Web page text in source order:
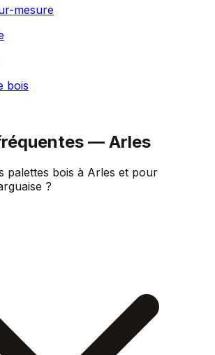
mesure
bois
— Arles
palettes bois à Arles et pour
?